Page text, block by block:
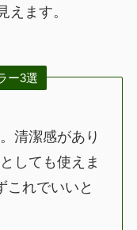
えます。
ー3選
清潔感があり
しても使えま
これでいいと